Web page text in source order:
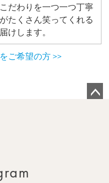
だわりを一つ一つ丁寧
たくさん笑ってくれる
けします。
ご希望の方 >>